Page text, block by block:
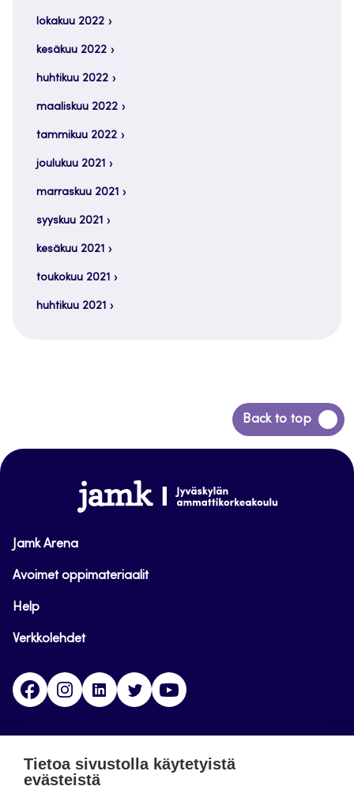
lokakuu 2022
kesäkuu 2022
huhtikuu 2022
maaliskuu 2022
tammikuu 2022
joulukuu 2021
marraskuu 2021
syyskuu 2021
kesäkuu 2021
toukokuu 2021
huhtikuu 2021
Back to top
Siirry
takaisin
www.jamk.fi
Jamk Arena
Avoimet oppimateriaalit
Help
Verkkolehdet
FacebookInstagramLinkedinTwitter
Tietoa sivustolla käytetyistä
evästeistä